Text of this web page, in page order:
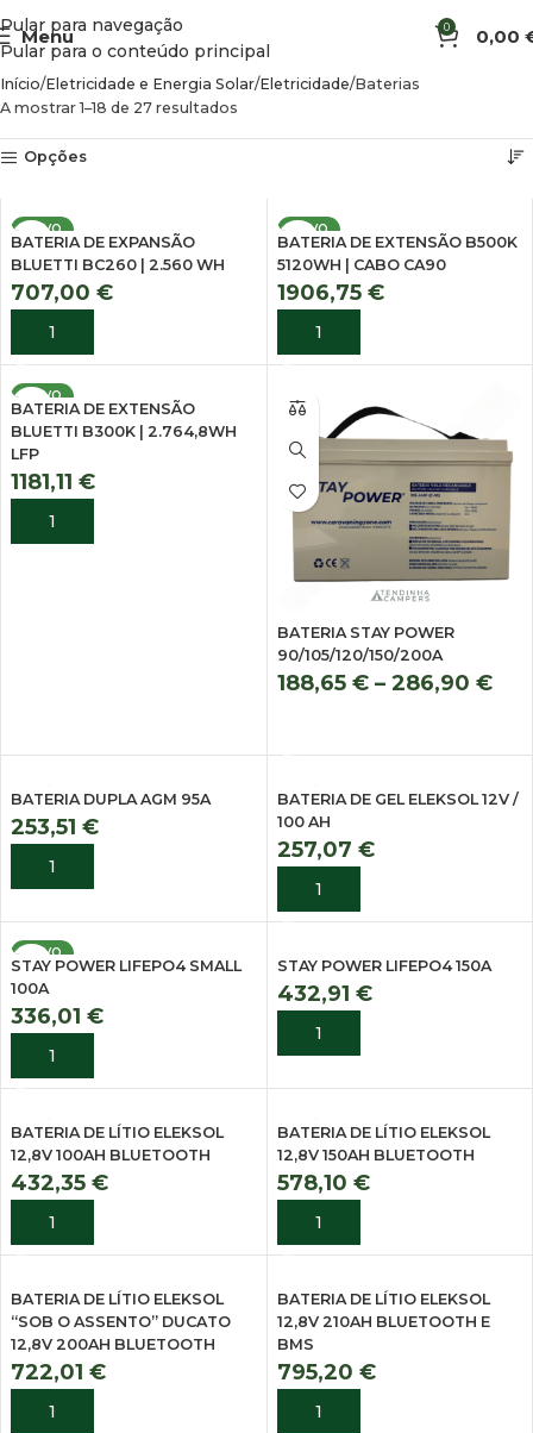
Pular para navegação
Pular para o conteúdo principal
Menu 0 0,00
Início Eletricidade e Energia Solar Eletricidade Baterias
A mostrar 1–18 de 27 resultados
Opções
NOVO
BATERIA DE EXPANSÃO
BLUETTI BC260 | 2.560 WH
707,00 €
ADICIONAR
NOVO
BATERIA DE EXTENSÃO B500K
5120WH | CABO CA90
1906,75 €
ADICIONAR
NOVO
BATERIA DE EXTENSÃO
BLUETTI B300K | 2.764,8WH
LFP
1181,11 €
ADICIONAR
BATERIA STAY POWER
90/105/120/150/200A
188,65 € – 286,90 €
BATERIA DUPLA AGM 95A
253,51 €
ADICIONAR
BATERIA DE GEL ELEKSOL 12V /
100 AH
257,07 €
ADICIONAR
NOVO
STAY POWER LIFEPO4 SMALL
100A
336,01 €
ADICIONAR
STAY POWER LIFEPO4 150A
432,91 €
ADICIONAR
BATERIA DE LÍTIO ELEKSOL
12,8V 100AH BLUETOOTH
432,35 €
ADICIONAR
BATERIA DE LÍTIO ELEKSOL
12,8V 150AH BLUETOOTH
578,10 €
ADICIONAR
BATERIA DE LÍTIO ELEKSOL
“SOB O ASSENTO” DUCATO
12,8V 200AH BLUETOOTH
722,01 €
ADICIONAR
BATERIA DE LÍTIO ELEKSOL
12,8V 210AH BLUETOOTH E
BMS
795,20 €
ADICIONAR